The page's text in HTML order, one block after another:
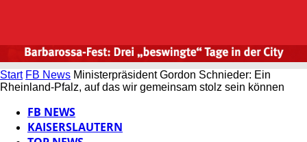
Start FB News Ministerpräsident Gordon Schnieder: Ein
Rheinland-Pfalz, auf das wir gemeinsam stolz sein können
FB NEWS
KAISERSLAUTERN